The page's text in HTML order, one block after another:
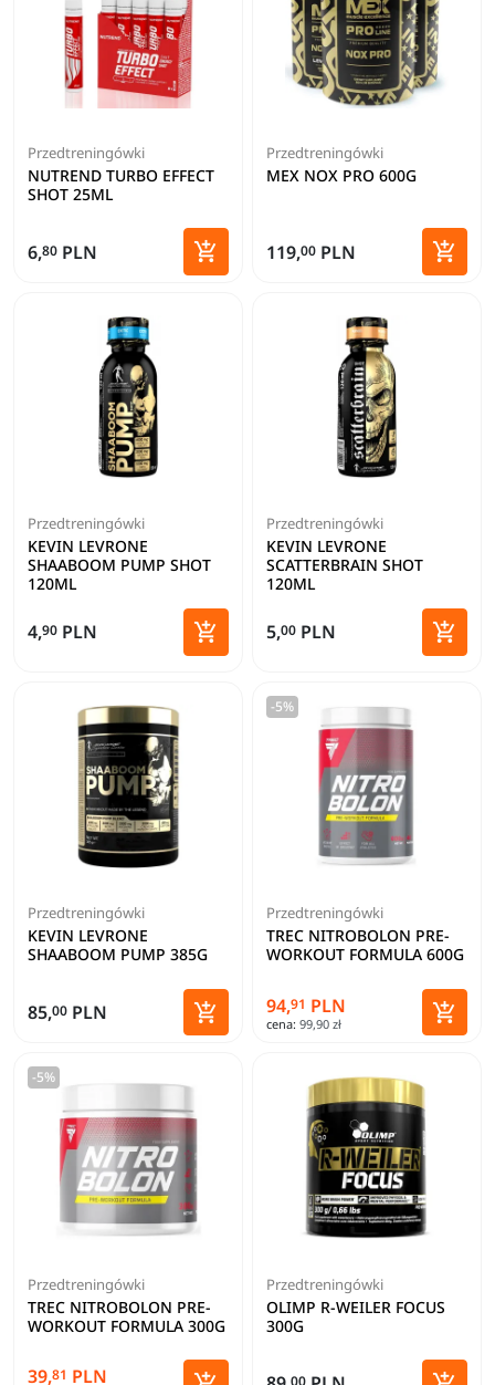
Przedtreningówki
NUTREND TURBO EFFECT
SHOT 25ML
6,80 PLN 
Dodaj do koszyka
Przedtreningówki
MEX NOX PRO 600G
119,00 PLN 
Dodaj
Przedtreningówki
KEVIN LEVRONE
SHAABOOM PUMP SHOT
120ML
4,90 PLN 
Dodaj do koszyka
Przedtreningówki
KEVIN LEVRONE
SCATTERBRAIN SHOT
120ML
5,00 PLN 
Przedtreningówki
KEVIN LEVRONE
SHAABOOM PUMP 385G
85,00 PLN  Zobacz szczegóły
-5%
Przedtreningówki
TREC NITROBOLON PRE-
WORKOUT FORMULA 600G
94,91 PLN
cena: 99,90 zł 
Dodaj
-5%
Przedtreningówki
TREC NITROBOLON PRE-
WORKOUT FORMULA 300G
39,81 PLN
Przedtreningówki
OLIMP R-WEILER FOCUS
300G